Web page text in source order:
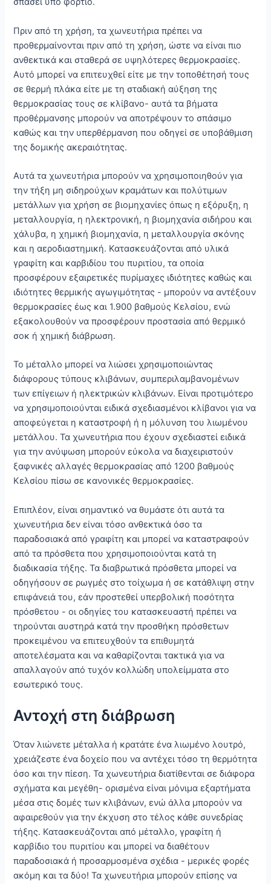
Πριν από τη χρήση, τα χωνευτήρια πρέπει να
προθερμαίνονται πριν από τη χρήση, ώστε να είναι πιο
ανθεκτικά και σταθερά σε υψηλότερες θερμοκρασίες.
Αυτό μπορεί να επιτευχθεί είτε με την τοποθέτησή τους
σε θερμή πλάκα είτε με τη σταδιακή αύξηση της
θερμοκρασίας τους σε κλίβανο- αυτά τα βήματα
προθέρμανσης μπορούν να αποτρέψουν το σπάσιμο
καθώς και την υπερθέρμανση που οδηγεί σε υποβάθμιση
της δομικής ακεραιότητας.
Αυτά τα χωνευτήρια μπορούν να χρησιμοποιηθούν για
την τήξη μη σιδηρούχων κραμάτων και πολύτιμων
μετάλλων για χρήση σε βιομηχανίες όπως η εξόρυξη, η
μεταλλουργία, η ηλεκτρονική, η βιομηχανία σιδήρου και
χάλυβα, η χημική βιομηχανία, η μεταλλουργία σκόνης
και η αεροδιαστημική. Κατασκευάζονται από υλικά
γραφίτη και καρβιδίου του πυριτίου, τα οποία
προσφέρουν εξαιρετικές πυρίμαχες ιδιότητες καθώς και
ιδιότητες θερμικής αγωγιμότητας - μπορούν να αντέξουν
θερμοκρασίες έως και 1.900 βαθμούς Κελσίου, ενώ
εξακολουθούν να προσφέρουν προστασία από θερμικό
σοκ ή χημική διάβρωση.
Το μέταλλο μπορεί να λιώσει χρησιμοποιώντας
διάφορους τύπους κλιβάνων, συμπεριλαμβανομένων
των επίγειων ή ηλεκτρικών κλιβάνων. Είναι προτιμότερο
να χρησιμοποιούνται ειδικά σχεδιασμένοι κλίβανοι για να
αποφεύγεται η καταστροφή ή η μόλυνση του λιωμένου
μετάλλου. Τα χωνευτήρια που έχουν σχεδιαστεί ειδικά
για την ανύψωση μπορούν εύκολα να διαχειριστούν
ξαφνικές αλλαγές θερμοκρασίας από 1200 βαθμούς
Κελσίου πίσω σε κανονικές θερμοκρασίες.
Επιπλέον, είναι σημαντικό να θυμάστε ότι αυτά τα
χωνευτήρια δεν είναι τόσο ανθεκτικά όσο τα
παραδοσιακά από γραφίτη και μπορεί να καταστραφούν
από τα πρόσθετα που χρησιμοποιούνται κατά τη
διαδικασία τήξης. Τα διαβρωτικά πρόσθετα μπορεί να
οδηγήσουν σε ρωγμές στο τοίχωμα ή σε κατάθλιψη στην
επιφάνειά του, εάν προστεθεί υπερβολική ποσότητα
πρόσθετου - οι οδηγίες του κατασκευαστή πρέπει να
τηρούνται αυστηρά κατά την προσθήκη πρόσθετων
προκειμένου να επιτευχθούν τα επιθυμητά
αποτελέσματα και να καθαρίζονται τακτικά για να
απαλλαγούν από τυχόν κολλώδη υπολείμματα στο
εσωτερικό τους.
Αντοχή στη διάβρωση
Όταν λιώνετε μέταλλα ή κρατάτε ένα λιωμένο λουτρό,
χρειάζεστε ένα δοχείο που να αντέχει τόσο τη θερμότητα
όσο και την πίεση. Τα χωνευτήρια διατίθενται σε διάφορα
σχήματα και μεγέθη- ορισμένα είναι μόνιμα εξαρτήματα
μέσα στις δομές των κλιβάνων, ενώ άλλα μπορούν να
αφαιρεθούν για την έκχυση στο τέλος κάθε συνεδρίας
τήξης. Κατασκευάζονται από μέταλλο, γραφίτη ή
καρβίδιο του πυριτίου και μπορεί να διαθέτουν
παραδοσιακά ή προσαρμοσμένα σχέδια - μερικές φορές
ακόμη και τα δύο! Τα χωνευτήρια μπορούν επίσης να